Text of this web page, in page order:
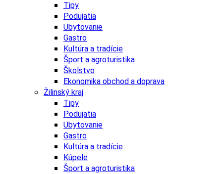
Tipy
Podujatia
Ubytovanie
Gastro
Kultúra a tradície
Šport a agroturistika
Školstvo
Ekonomika obchod a doprava
Žilinský kraj
Tipy
Podujatia
Ubytovanie
Gastro
Kultúra a tradície
Kúpele
Šport a agroturistika